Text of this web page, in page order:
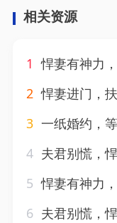
相关资源
1 悍妻有神力，携夫筑
2 悍妻进门，扶起一屋软骨
3 一纸婚约，等来东北小
4 夫君别慌，悍妻有
5 悍妻有神力，携夫筑
6 夫君别慌，悍妻有